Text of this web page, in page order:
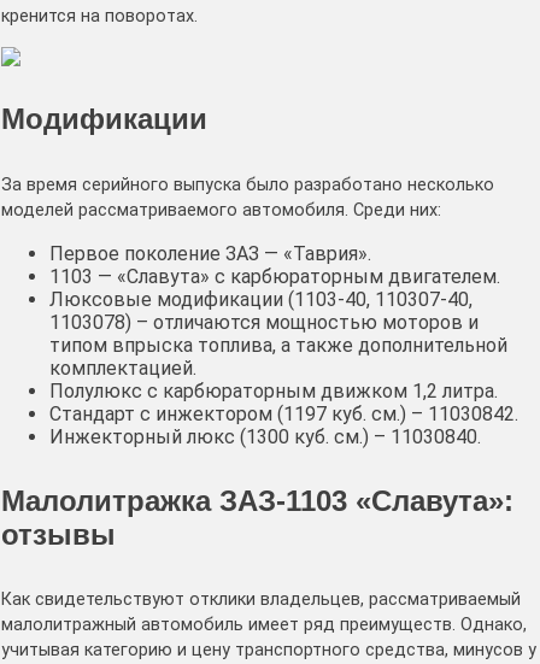
кренится на поворотах.
Модификации
За время серийного выпуска было разработано несколько
моделей рассматриваемого автомобиля. Среди них:
Первое поколение ЗАЗ — «Таврия».
1103 — «Славута» с карбюраторным двигателем.
Люксовые модификации (1103-40, 110307-40,
1103078) – отличаются мощностью моторов и
типом впрыска топлива, а также дополнительной
комплектацией.
Полулюкс с карбюраторным движком 1,2 литра.
Стандарт с инжектором (1197 куб. см.) – 11030842.
Инжекторный люкс (1300 куб. см.) – 11030840.
Малолитражка ЗАЗ-1103 «Славута»:
отзывы
Как свидетельствуют отклики владельцев, рассматриваемый
малолитражный автомобиль имеет ряд преимуществ. Однако,
учитывая категорию и цену транспортного средства, минусов у